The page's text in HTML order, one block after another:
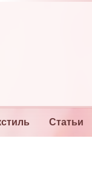
Статьи